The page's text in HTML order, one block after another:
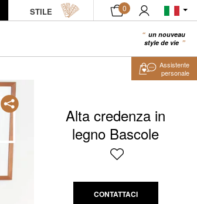
STILE 0
un nouveau
style de vie
Alta credenza in
legno Bascole
CONTATTACI
Assistente
personale